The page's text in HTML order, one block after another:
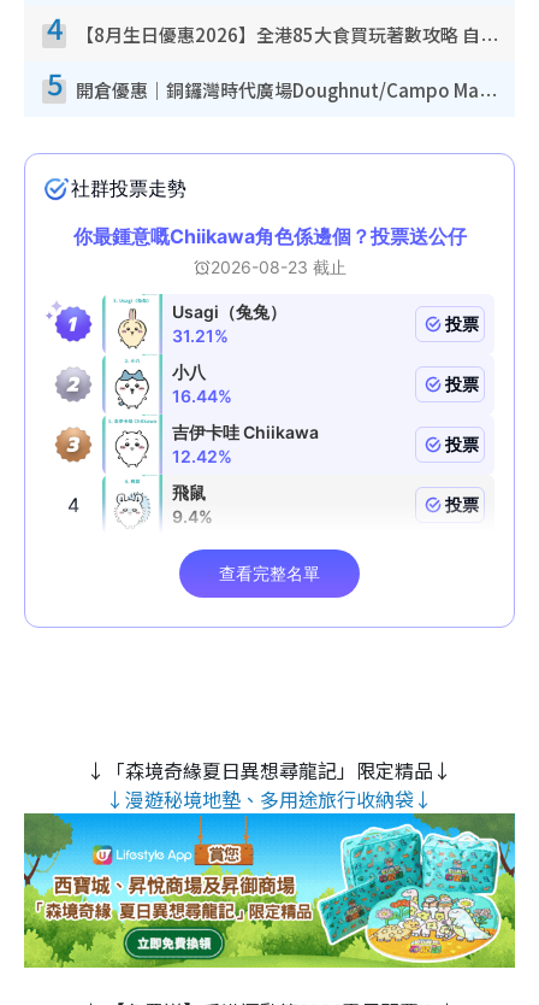
4 【8月生日優惠2026】全港85大食買玩著數攻略 自助餐/火鍋放題同行免費＋誠品/DONKI送現金券
5 開倉優惠｜銅鑼灣時代廣場Doughnut/Campo Marzio開倉低至1折！背囊、書包、手袋劈價$200起
↓「森境奇緣夏日異想尋龍記」限定精品↓
↓漫遊秘境地墊、多用途旅行收納袋↓